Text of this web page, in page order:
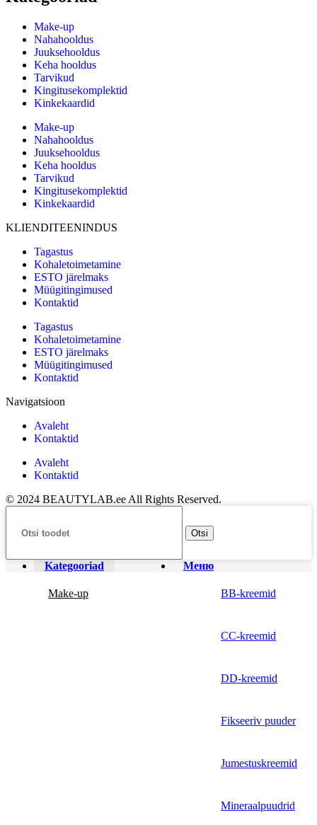
Make-up
Nahahooldus
Juuksehooldus
Keha hooldus
Tarvikud
Kingitusekomplektid
Kinkekaardid
Make-up
Nahahooldus
Juuksehooldus
Keha hooldus
Tarvikud
Kingitusekomplektid
Kinkekaardid
KLIENDITEENINDUS
Tagastus
Kohaletoimetamine
ESTO järelmaks
Müügitingimused
Kontaktid
Tagastus
Kohaletoimetamine
ESTO järelmaks
Müügitingimused
Kontaktid
Navigatsioon
Avaleht
Kontaktid
Avaleht
Kontaktid
© 2024 BEAUTYLAB.ee All Rights Reserved.
Otsi
Меню
Kategooriad
Make-up BB-kreemid
CC-kreemid
DD-kreemid
Fikseeriv puuder
Jumestuskreemid
Mineraalpuudrid